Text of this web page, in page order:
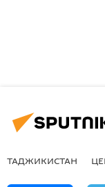
ТАДЖИКИСТАН